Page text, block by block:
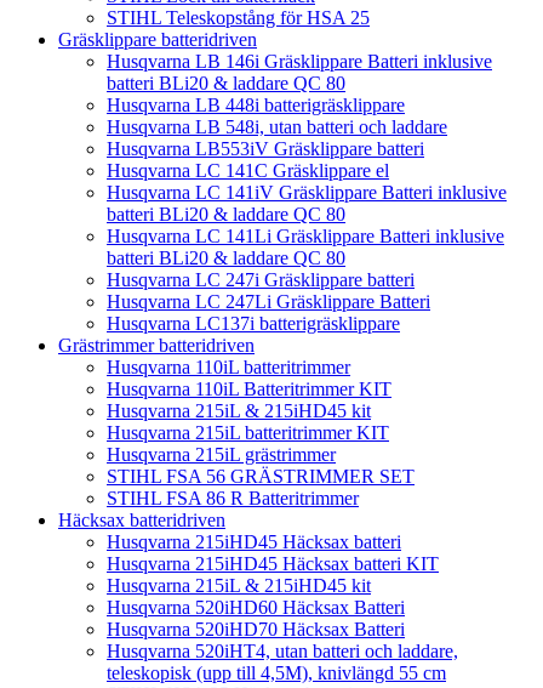
STIHL Teleskopstång för HSA 25
Gräsklippare batteridriven
Husqvarna LB 146i Gräsklippare Batteri inklusive
batteri BLi20 & laddare QC 80
Husqvarna LB 448i batterigräsklippare
Husqvarna LB 548i, utan batteri och laddare
Husqvarna LB553iV Gräsklippare batteri
Husqvarna LC 141C Gräsklippare el
Husqvarna LC 141iV Gräsklippare Batteri inklusive
batteri BLi20 & laddare QC 80
Husqvarna LC 141Li Gräsklippare Batteri inklusive
batteri BLi20 & laddare QC 80
Husqvarna LC 247i Gräsklippare batteri
Husqvarna LC 247Li Gräsklippare Batteri
Husqvarna LC137i batterigräsklippare
Grästrimmer batteridriven
Husqvarna 110iL batteritrimmer
Husqvarna 110iL Batteritrimmer KIT
Husqvarna 215iL & 215iHD45 kit
Husqvarna 215iL batteritrimmer KIT
Husqvarna 215iL grästrimmer
STIHL FSA 56 GRÄSTRIMMER SET
STIHL FSA 86 R Batteritrimmer
Häcksax batteridriven
Husqvarna 215iHD45 Häcksax batteri
Husqvarna 215iHD45 Häcksax batteri KIT
Husqvarna 215iL & 215iHD45 kit
Husqvarna 520iHD60 Häcksax Batteri
Husqvarna 520iHD70 Häcksax Batteri
Husqvarna 520iHT4, utan batteri och laddare,
teleskopisk (upp till 4,5M), knivlängd 55 cm